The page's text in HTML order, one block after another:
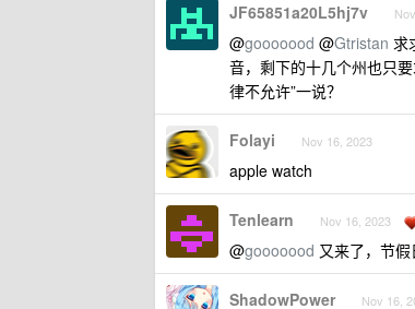
JF65851a20L5hj7v
@gooooood @Gtristan 求
音，剩下的十几个州也只
律不允许”一说？
Folayi Nov 16, 2023
apple watch
Tenlearn Nov 16, 2023
@gooooood 又来了，节
ShadowPower Nov 16,